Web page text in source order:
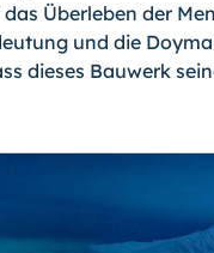
Überleben der
und die
dieses Bauwerk